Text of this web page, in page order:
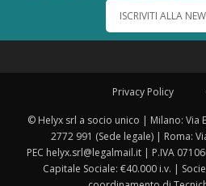
ISCRIVITI ALLA
Privacy Policy
© Helyx srl a socio unico | Milano: Via
2772 991 (Sede legale) | Roma:
PEC helyx.srl@legalmail.it | P.IVA
Capitale Sociale: €40.000 i.v. |